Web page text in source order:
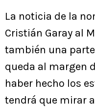
La noticia de la
Cristián Garay al
también una
queda al margen
haber hecho los
tendrá que mirar